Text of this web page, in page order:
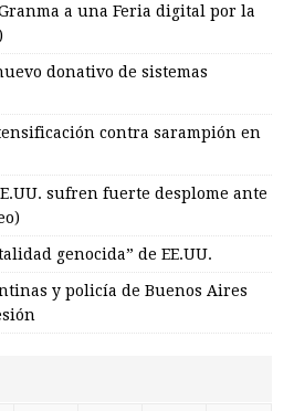
Granma a una Feria digital por la
donativo de sistemas
contra sarampión en
sufren fuerte desplome ante
genocida” de EE.UU.
y policía de Buenos Aires